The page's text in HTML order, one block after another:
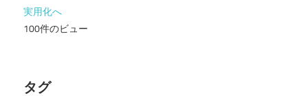
実用化へ
100件のビュー
タグ